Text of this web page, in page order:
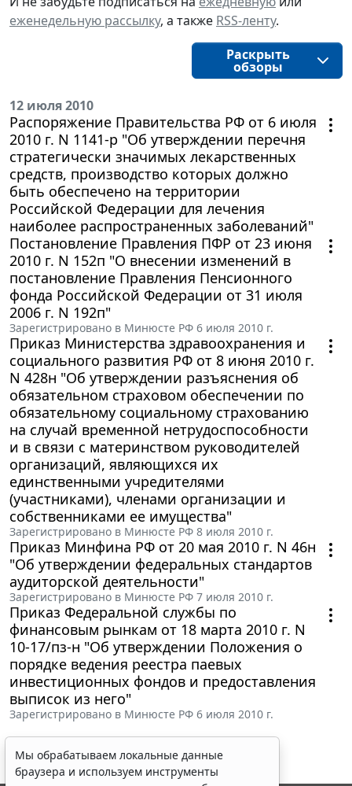
еженедельную рассылку, а также RSS-ленту.
Раскрыть
обзоры
12 июля 2010
Распоряжение Правительства РФ от 6 июля
2010 г. N 1141-р "Об утверждении перечня
стратегически значимых лекарственных
средств, производство которых должно
быть обеспечено на территории
Российской Федерации для лечения
наиболее распространенных заболеваний"
Постановление Правления ПФР от 23 июня
2010 г. N 152п "О внесении изменений в
постановление Правления Пенсионного
фонда Российской Федерации от 31 июля
2006 г. N 192п"
Зарегистрировано в Минюсте РФ 6 июля 2010 г.
Приказ Министерства здравоохранения и
социального развития РФ от 8 июня 2010 г.
N 428н "Об утверждении разъяснения об
обязательном страховом обеспечении по
обязательному социальному страхованию
на случай временной нетрудоспособности
и в связи с материнством руководителей
организаций, являющихся их
единственными учредителями
(участниками), членами организации и
собственниками ее имущества"
Зарегистрировано в Минюсте РФ 8 июля 2010 г.
Приказ Минфина РФ от 20 мая 2010 г. N 46н
"Об утверждении федеральных стандартов
аудиторской деятельности"
Зарегистрировано в Минюсте РФ 7 июля 2010 г.
Приказ Федеральной службы по
финансовым рынкам от 18 марта 2010 г. N
10-17/пз-н "Об утверждении Положения о
порядке ведения реестра паевых
инвестиционных фондов и предоставления
выписок из него"
Зарегистрировано в Минюсте РФ 6 июля 2010 г.
Мы обрабатываем локальные данные
браузера и используем инструменты